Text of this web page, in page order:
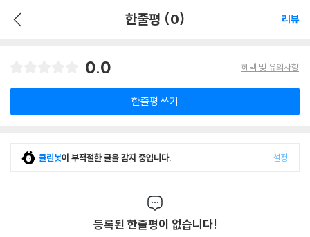
한줄평 (0) 리뷰
0.0 혜택 및 유의사항
한줄평 쓰기
클린봇이 부적절한 글을 감지 중입니다. 설정
등록된 한줄평이 없습니다!